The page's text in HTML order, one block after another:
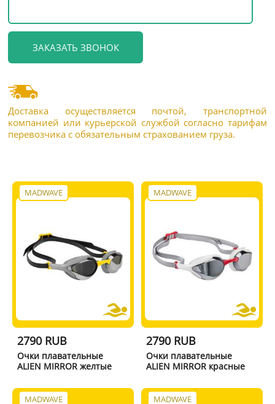
Доставка осуществляется почтой, транспортной
компанией или курьерской службой согласно тарифам
перевозчика с обязательным страхованием груза.
MADWAVE
2790 RUB
Очки плавательные
ALIEN MIRROR желтые
MADWAVE
2790 RUB
Очки плавательные
ALIEN MIRROR красные
MADWAVE MADWAVE